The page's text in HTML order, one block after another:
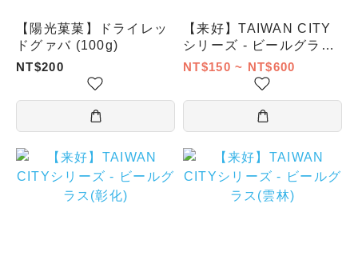
【陽光菓菓】ドライレッ
ドグァバ (100g)
NT$200
【来好】TAIWAN CITY
シリーズ - ビールグラス
(台北特別款)
NT$150 ~ NT$600